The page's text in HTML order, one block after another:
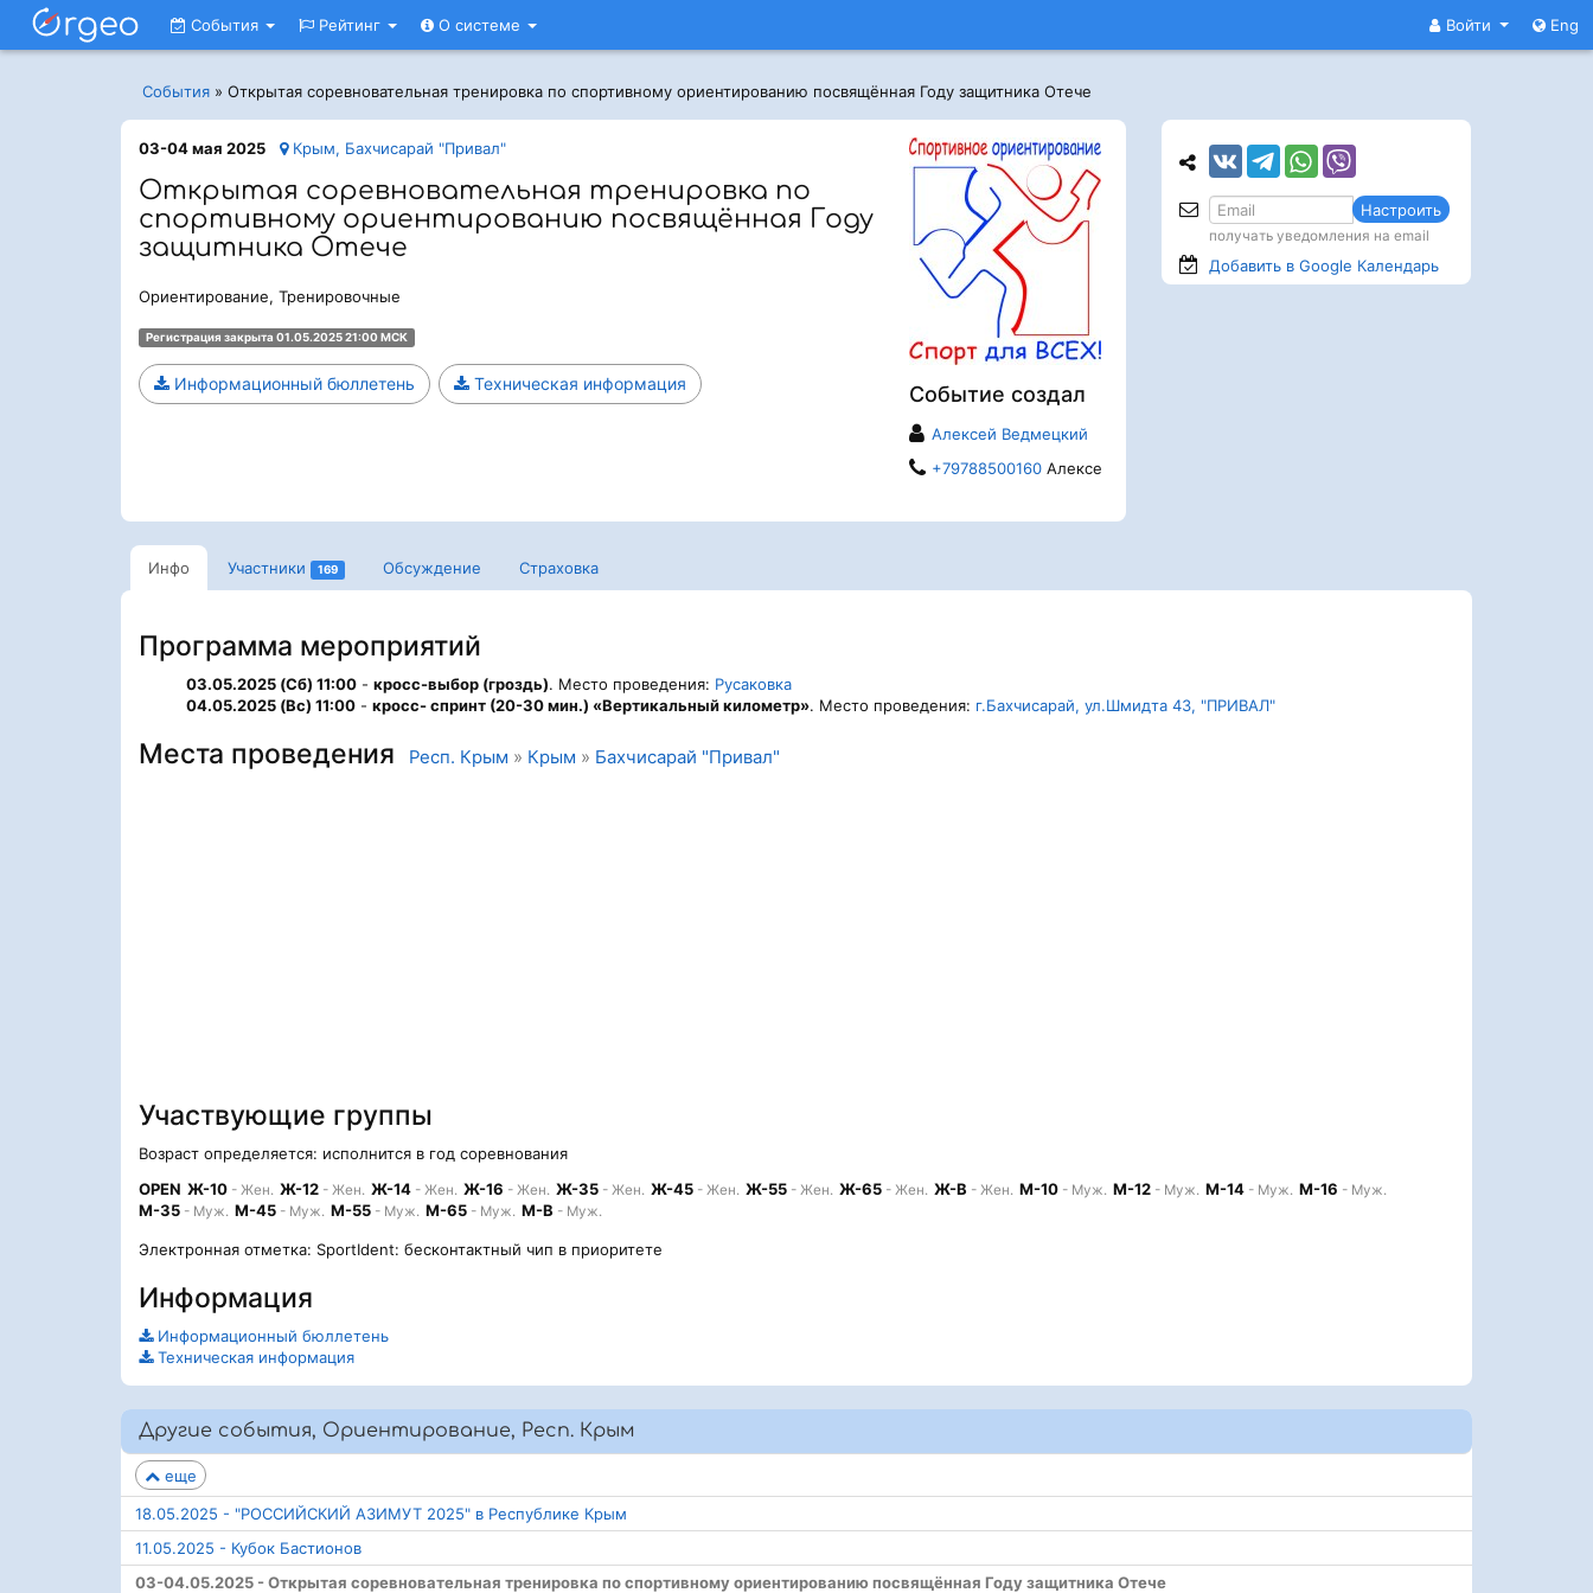
Войти Eng
События Рейтинг О системе
События » Открытая соревновательная тренировка по спортивному ориентированию посвящённая Году защитника Отече
Событие создал
Алексей Ведмецкий
+79788500160Алексе
03-04 мая 2025 Крым, Бахчисарай "Привал"
Открытая соревновательная тренировка по
спортивному ориентированию посвящённая Году
защитника Отече
Ориентирование, Тренировочные
Регистрация закрыта 01.05.2025 21:00 МСК
Информационный бюллетень Техническая информация
Инфо Участники 169 Обсуждение Страховка
Программа мероприятий
03.05.2025 (Сб) 11:00 - кросс-выбор (гроздь). Место проведения: Русаковка
04.05.2025 (Вс) 11:00 - кросс- спринт (20-30 мин.) «Вертикальный километр». Место проведения: г.Бахчисарай, ул.Шмидта 43, "ПРИВАЛ"
Места проведения Респ. Крым » Крым » Бахчисарай "Привал"
Участвующие группы
Возраст определяется: исполнится в год соревнования
OPEN Ж-10 - Жен. Ж-12 - Жен. Ж-14 - Жен. Ж-16 - Жен. Ж-35 - Жен. Ж-45 - Жен. Ж-55 - Жен. Ж-65 - Жен. Ж-В - Жен. М-10 - Муж. М-12 - Муж. М-14 - Муж. М-16 - Муж.
М-35 - Муж. М-45 - Муж. М-55 - Муж. М-65 - Муж. М-В - Муж.
Электронная отметка: SportIdent: бесконтактный чип в приоритете
Информация
Информационный бюллетень
Техническая информация
Другие события, Ориентирование, Респ. Крым
еще
18.05.2025 - "РОССИЙСКИЙ АЗИМУТ 2025" в Республике Крым
11.05.2025 - Кубок Бастионов
03-04.05.2025 - Открытая соревновательная тренировка по спортивному ориентированию посвящённая Году защитника Отече
Настроить
получать уведомления на email
Добавить в Google Календарь